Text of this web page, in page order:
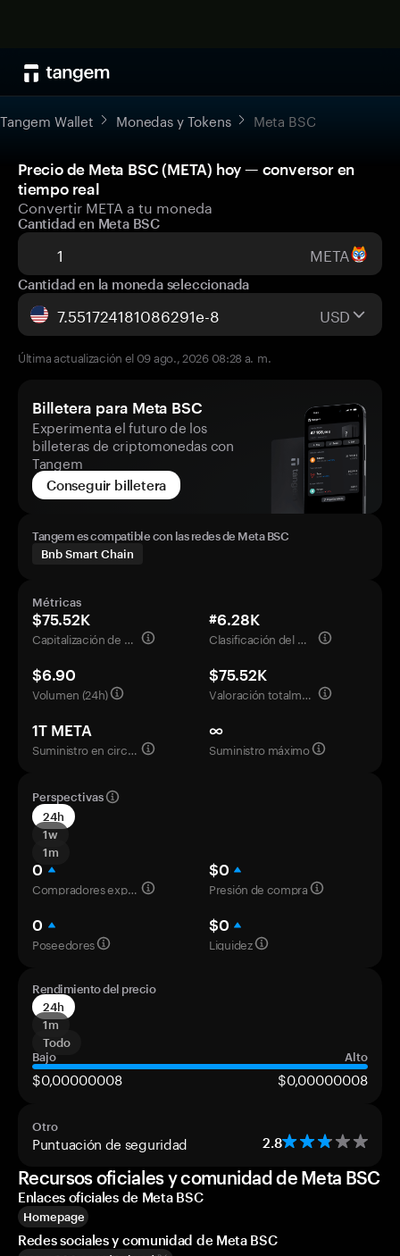
Tangem Wallet Monedas y Tokens Meta BSC
Precio de Meta BSC (META) hoy — conversor en
tiempo real
Convertir META a tu moneda
Cantidad en Meta BSC
META
Cantidad en la moneda seleccionada
USD
Última actualización el 09 ago., 2026 08:28 a. m.
Billetera para Meta BSC
Experimenta el futuro de los
billeteras de criptomonedas con
Tangem
Conseguir billetera
Tangem es compatible con las redes de Meta BSC
Bnb Smart Chain
Métricas
$75.52K
Capitalización de mercado
#6.28K
Clasificación del mercado
$6.90
Volumen (24h)
$75.52K
Valoración totalmente diluida
1T META
Suministro en circulación
∞
Suministro máximo
Perspectivas
24h
1w
1m
0
Compradores experimentados
$0
Presión de compra
0
Poseedores
$0
Liquidez
Rendimiento del precio
24h
1m
Todo
Bajo
Alto
$0,00000008 $0,00000008
Otro
Puntuación de seguridad 2.8
Recursos oficiales y comunidad de Meta BSC
Enlaces oficiales de Meta BSC
Homepage
Redes sociales y comunidad de Meta BSC